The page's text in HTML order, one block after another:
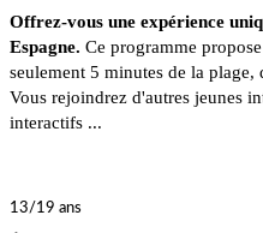
Offrez-vous une expérience
Espagne. Ce programme
seulement 5 minutes de la
Vous rejoindrez d'autres jeunes
interactifs ...
13/19 ans